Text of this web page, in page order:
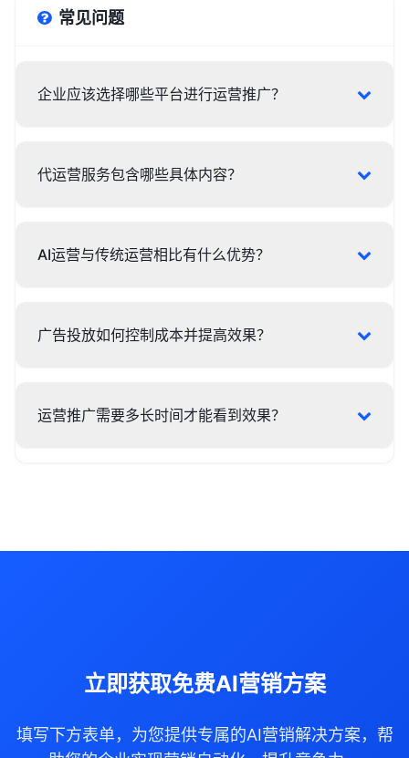
常见问题
企业应该选择哪些平台进行运营推广？
代运营服务包含哪些具体内容？
AI运营与传统运营相比有什么优势？
广告投放如何控制成本并提高效果？
运营推广需要多长时间才能看到效果？
立即获取免费AI营销方案
填写下方表单，为您提供专属的AI营销解决方案，帮